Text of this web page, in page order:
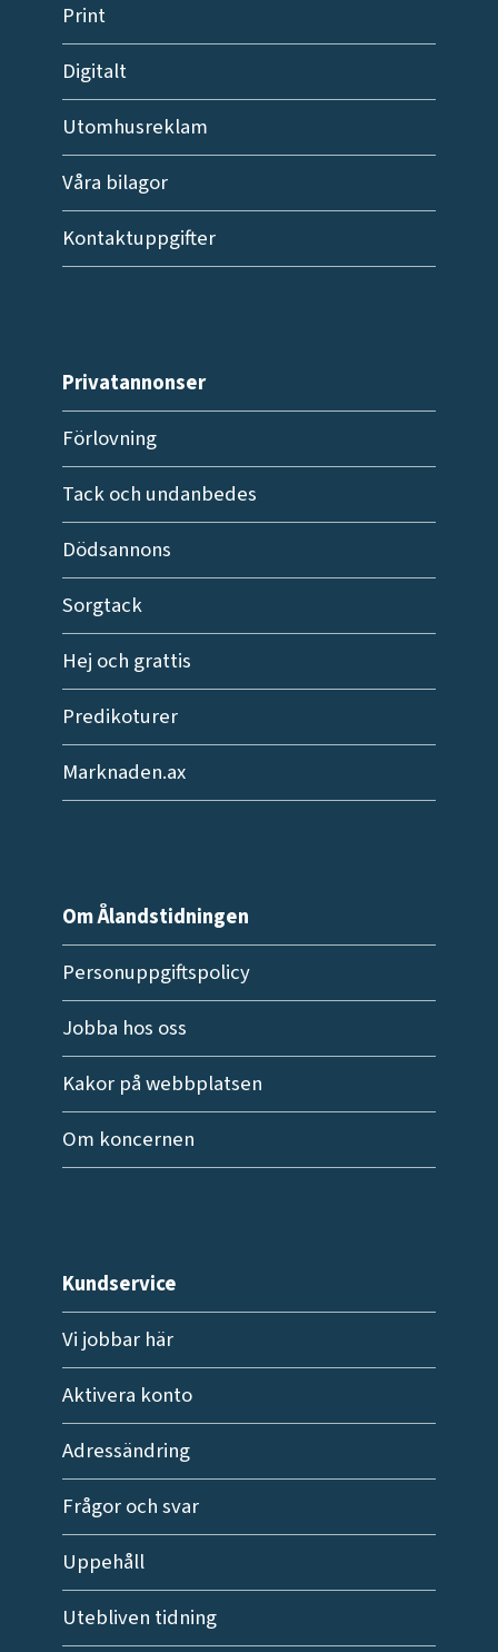
Print
Digitalt
Utomhusreklam
Våra bilagor
Kontaktuppgifter
Privatannonser
Förlovning
Tack och undanbedes
Dödsannons
Sorgtack
Hej och grattis
Predikoturer
Marknaden.ax
Om Ålandstidningen
Personuppgiftspolicy
Jobba hos oss
Kakor på webbplatsen
Om koncernen
Kundservice
Vi jobbar här
Aktivera konto
Adressändring
Frågor och svar
Uppehåll
Utebliven tidning